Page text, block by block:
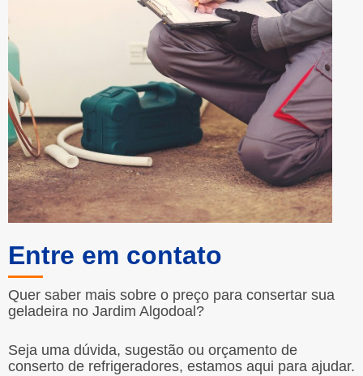
Entre em contato
Quer saber mais sobre o preço para consertar sua
geladeira no Jardim Algodoal?
Seja uma dúvida, sugestão ou orçamento de
conserto de refrigeradores, estamos aqui para ajudar.